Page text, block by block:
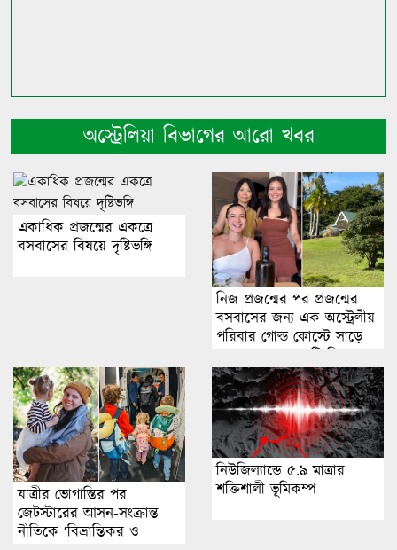
অস্ট্রেলিয়া বিভাগের আরো খবর
একাধিক প্রজন্মের একত্রে
বসবাসের বিষয়ে দৃষ্টিভঙ্গি
নিজ প্রজন্মের পর প্রজন্মের
বসবাসের জন্য এক অস্ট্রেলীয়
পরিবার গোল্ড কোস্টে সাড়ে
সাত একরের একটি বিশাল
আবাসন ‘কম্পাউন্ড’ কিনেছে
যাত্রীর ভোগান্তির পর
জেটস্টারের আসন-সংক্রান্ত
নীতিকে ‘বিভ্রান্তিকর ও
নিউজিল্যান্ডে ৫.৯ মাত্রার
শক্তিশালী ভূমিকম্প